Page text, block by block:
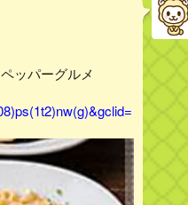
ッパーグルメ